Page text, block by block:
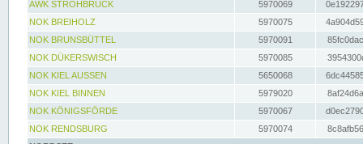
AWK STROHBRÜCK
5970069
NOK BREIHOLZ
5970075
NOK BRUNSBÜTTEL
5970091
NOK DÜKERSWISCH
5970085
NOK KIEL AUSSEN
5650068
NOK KIEL BINNEN
5979020
NOK KÖNIGSFÖRDE
5970067
NOK RENDSBURG
5970074